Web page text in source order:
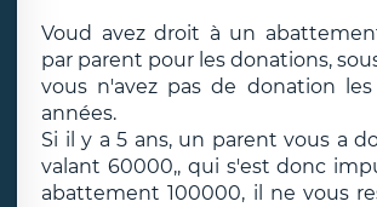
Voud avez droit à un
par parent pour les donations,
vous n'avez pas de donation les
années.
Si il y a 5 ans, un parent vous a
valant 60000,, qui s'est donc
abattement 100000, il ne vous